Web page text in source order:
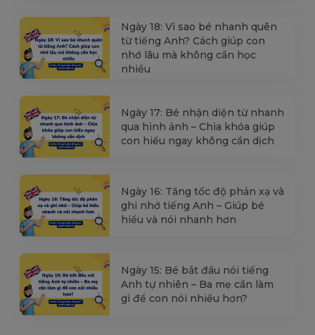
Ngày 18: Vì sao bé nhanh quên
từ tiếng Anh? Cách giúp con
nhớ lâu mà không cần học
nhiều
Ngày 17: Bé nhận diện từ nhanh
qua hình ảnh – Chìa khóa giúp
con hiểu ngay không cần dịch
Ngày 16: Tăng tốc độ phản xạ và
ghi nhớ tiếng Anh – Giúp bé
hiểu và nói nhanh hơn
Ngày 15: Bé bắt đầu nói tiếng
Anh tự nhiên – Ba mẹ cần làm
gì để con nói nhiều hơn?